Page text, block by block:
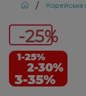
/ Корейська
-25%